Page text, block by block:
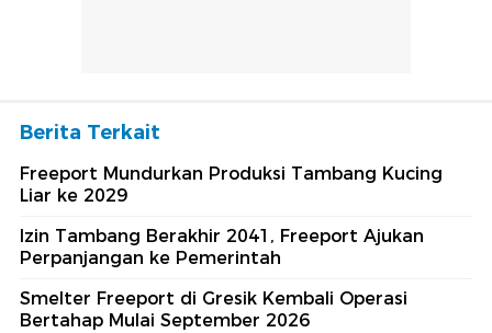
Berita Terkait
Freeport Mundurkan Produksi Tambang Kucing
Liar ke 2029
Izin Tambang Berakhir 2041, Freeport Ajukan
Perpanjangan ke Pemerintah
Smelter Freeport di Gresik Kembali Operasi
Bertahap Mulai September 2026